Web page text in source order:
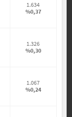
1.634
%0,37
1.326
%0,30
1.067
%0,24